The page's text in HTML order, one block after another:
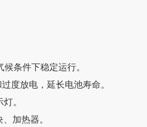
条件下稳定运行。
度放电，延长电池寿命。
。
加热器。